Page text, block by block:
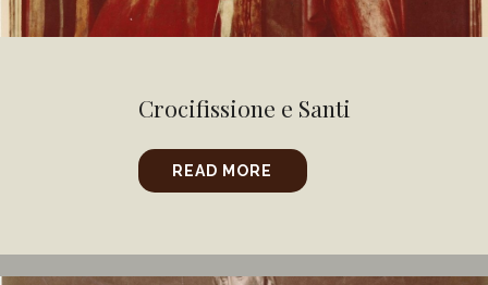
Crocifissione e Santi
READ MORE